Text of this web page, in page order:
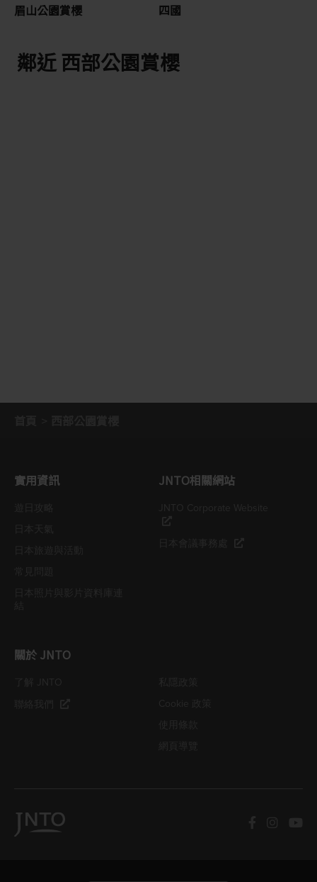
眉山公園賞櫻 四國
鄰近 西部公園賞櫻
實用資訊 JNTO相關網站
關於 JNTO